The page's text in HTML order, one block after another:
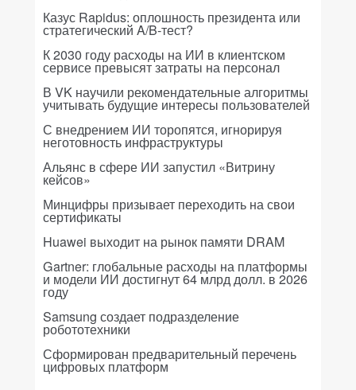
Казус Rapidus: оплошность президента или
стратегический A/B-тест?
К 2030 году расходы на ИИ в клиентском
сервисе превысят затраты на персонал
В VK научили рекомендательные алгоритмы
учитывать будущие интересы пользователей
С внедрением ИИ торопятся, игнорируя
неготовность инфраструктуры
Альянс в сфере ИИ запустил «Витрину
кейсов»
Минцифры призывает переходить на свои
сертификаты
Huawei выходит на рынок памяти DRAM
Gartner: глобальные расходы на платформы
и модели ИИ достигнут 64 млрд долл. в 2026
году
Samsung создает подразделение
робототехники
Сформирован предварительный перечень
цифровых платформ